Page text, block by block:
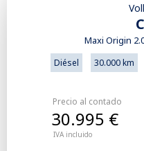
Maxi Origin
Diésel 30.000 km
Precio al contado
IVA incluido
30.995 €